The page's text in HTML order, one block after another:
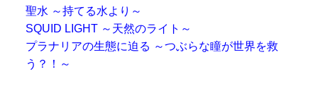
聖水 ～持てる水より～
SQUID LIGHT ～天然のライト～
プラナリアの生態に迫る ～つぶらな瞳が世界を救
う？！～